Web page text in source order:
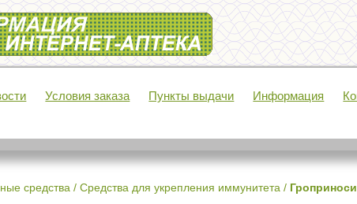
Условия заказа Пункты выдачи Информация
средства / Средства для укрепления иммунитета /